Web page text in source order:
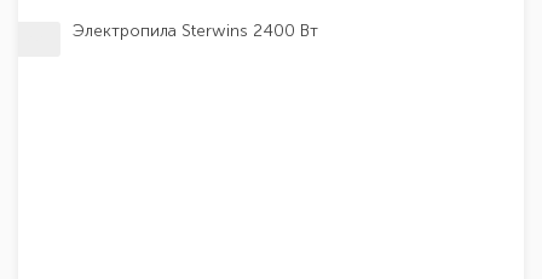
Электропила Sterwins 2400 Вт